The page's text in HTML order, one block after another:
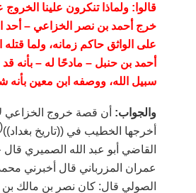
قالوا : ولماذا تنكرون علينا
خرج أحمد بن نصر الخزاعي– أحد
على الواثق حاكم زمانه، ولما قتله
أحمد بن حنبل– مادحًا له– بأنه
سبيل الله، ووصفه ابن معين بأنه
والجواب: أن قصة خروج الخزاعي
أخرجها الخطيب في ((تاريخ بغداد))(
القاضي أبو عبد الله الصميري
عمران المزرباني قال أخبرني
الصولي قال: كان نصر بن مالك بن